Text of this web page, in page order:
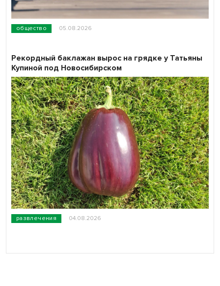
общество 05.08.2026
развлечения 04.08.2026
Рекордный баклажан вырос на грядке у Татьяны
Купиной под Новосибирском